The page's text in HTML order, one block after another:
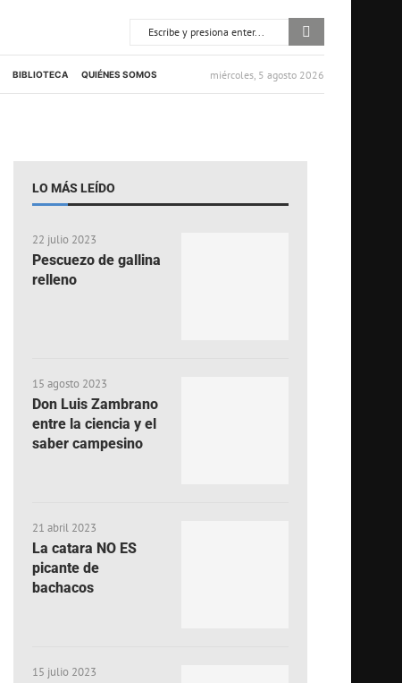
BIBLIOTECA QUIÉNES SOMOS miércoles, 5 agosto 2026
LO MÁS LEÍDO
22 julio 2023
Pescuezo de gallina
relleno
15 agosto 2023
Don Luis Zambrano
entre la ciencia y el
saber campesino
21 abril 2023
La catara NO ES
picante de
bachacos
15 julio 2023